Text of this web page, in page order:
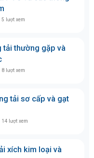
không?
Không thích
895 lượt xem